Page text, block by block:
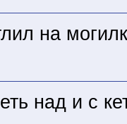
на
над и с